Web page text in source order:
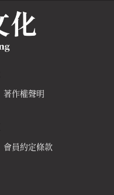
著作權聲明
會員約定條款